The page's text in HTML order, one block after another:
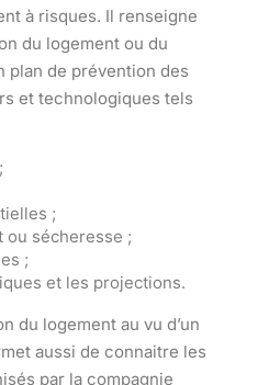
à risques. Il renseigne
du logement ou du
plan de prévention des
et technologiques tels
;
;
ou sécheresse ;
;
et les projections.
du logement au vu d’un
aussi de connaitre les
par la compagnie